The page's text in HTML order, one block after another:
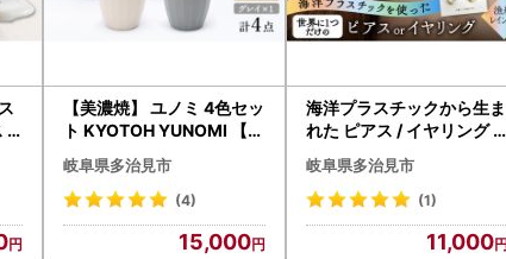
ーーーーーーーーーー
れた住所以外にお届け先を変更（転送）する場合
ーーーーーーーーーーー
場合は、事前に当市へご連絡をお願いいたします。
ーーーーーーーーーーーーー
税サポート室
【美濃焼】 ユノミ 4色セッ
ト KYOTOH YUNOMI 【京
陶窯業】食器 [TCO028]
岐阜県多治見市
(4)
15,000
海洋プラスチックから生ま
れた ピアス / イヤリング s
obolon いびつちゃん 漁網
レインボー 多治見市[TFC
017]
岐阜県多治見市
(1)
11,000